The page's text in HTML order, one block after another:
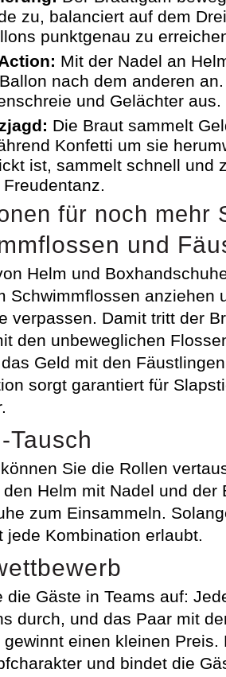
zu, balanciert auf dem
punktgenau zu
Mit der Nadel an
nach dem anderen
und Gelächter aus.
Die Braut sammelt
Konfetti um sie
ist, sammelt schnell und
für noch mehr
und
Helm und
Schwimmflossen anziehen
verpassen. Damit tritt der
den unbeweglichen
Geld mit den
sorgt garantiert für
Tausch
Sie die Rollen
Helm mit Nadel und der
zum Einsammeln.
jede Kombination erlaubt.
die Gäste in Teams auf:
durch, und das Paar mit
gewinnt einen kleinen Preis.
und bindet die